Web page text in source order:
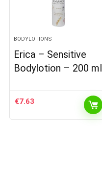
BODYLOTIONS
Erica – Sensitive
Bodylotion – 200 ml
€7.63